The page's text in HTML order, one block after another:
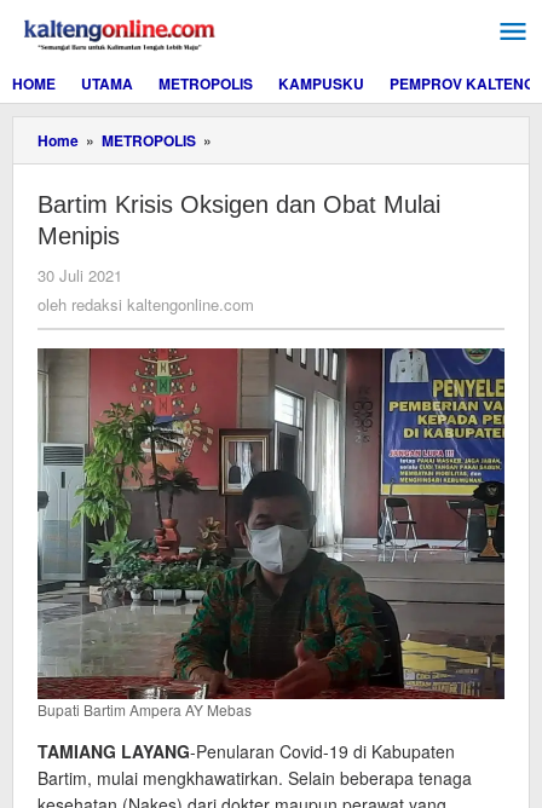
konten
HOME
UTAMA METROPOLIS KAMPUSKU PEMPROV KALTENG
Home » METROPOLIS »
Krisis
dan
Bartim Krisis Oksigen dan Obat Mulai
Menipis
30 Juli 2021
redaksi
kaltengonline.com
oleh redaksi kaltengonline.com
Bupati Bartim Ampera AY Mebas
TAMIANG LAYANG-Penularan Covid-19 di Kabupaten
Bartim, mulai mengkhawatirkan. Selain beberapa tenaga